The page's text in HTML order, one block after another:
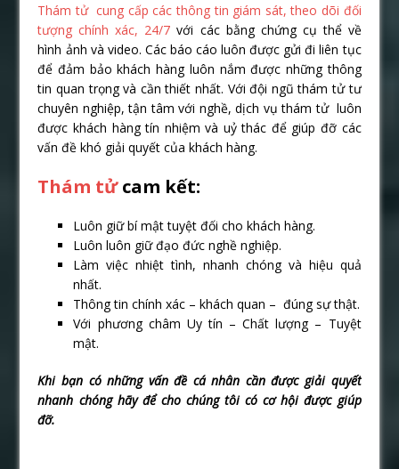
Thám tử cung cấp các thông tin giám sát, theo dõi đối
tượng chính xác, 24/7 với các bằng chứng cụ thể về
hình ảnh và video. Các báo cáo luôn được gửi đi liên tục
để đảm bảo khách hàng luôn nắm được những thông
tin quan trọng và cần thiết nhất. Với đội ngũ thám tử tư
chuyên nghiệp, tận tâm với nghề, dịch vụ thám tử luôn
được khách hàng tín nhiệm và uỷ thác để giúp đỡ các
vấn đề khó giải quyết của khách hàng.
Thám tửcam kết:
Luôn giữ bí mật tuyệt đối cho khách hàng.
Luôn luôn giữ đạo đức nghề nghiệp.
Làm việc nhiệt tình, nhanh chóng và hiệu quả
nhất.
Thông tin chính xác – khách quan – đúng sự thật.
Với phương châm Uy tín – Chất lượng – Tuyệt
mật.
Khi bạn có những vấn đề cá nhân cần được giải quyết
nhanh chóng hãy để cho chúng tôi có cơ hội được giúp
đỡ.